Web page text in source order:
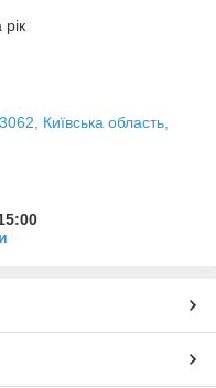
Київська область,